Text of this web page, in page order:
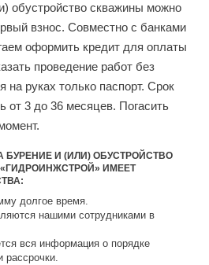
обустройство скважины можно
взнос. Совместно с банками
оформить кредит для оплаты
проведение работ без
на руках только паспорт. Срок
от 3 до 36 месяцев. Погасить
БУРЕНИЕ И (ИЛИ) ОБУСТРОЙСТВО
ИМЕЕТ
долгое время.
нашими сотрудниками в
вся информация о порядке
рассрочки.